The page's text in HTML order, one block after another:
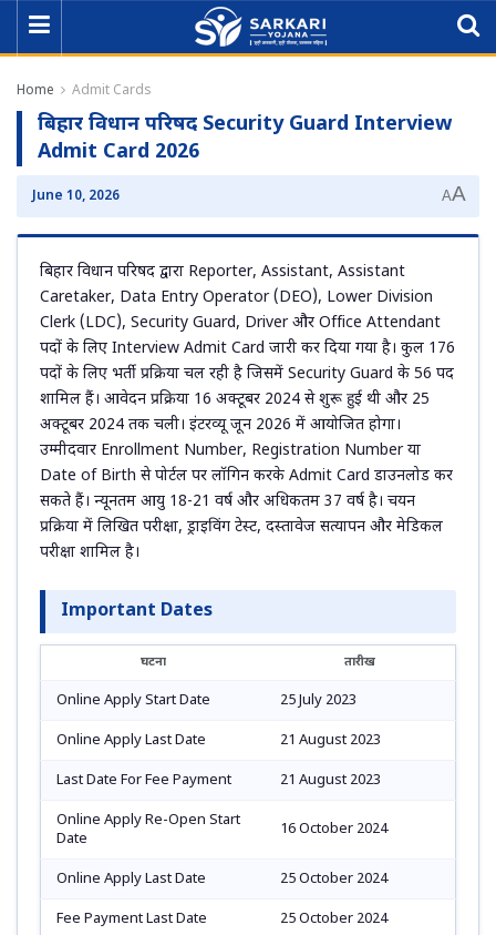
Home Admit Cards
बिहार विधान परिषद Security Guard Interview
Admit Card 2026
June 10, 2026 AA
बिहार विधान परिषद द्वारा Reporter, Assistant, Assistant
Caretaker, Data Entry Operator (DEO), Lower Division
Clerk (LDC), Security Guard, Driver और Office Attendant
पदों के लिए Interview Admit Card जारी कर दिया गया है। कुल 176
पदों के लिए भर्ती प्रक्रिया चल रही है जिसमें Security Guard के 56 पद
शामिल हैं। आवेदन प्रक्रिया 16 अक्टूबर 2024 से शुरू हुई थी और 25
अक्टूबर 2024 तक चली। इंटरव्यू जून 2026 में आयोजित होगा।
उम्मीदवार Enrollment Number, Registration Number या
Date of Birth से पोर्टल पर लॉगिन करके Admit Card डाउनलोड कर
सकते हैं। न्यूनतम आयु 18-21 वर्ष और अधिकतम 37 वर्ष है। चयन
प्रक्रिया में लिखित परीक्षा, ड्राइविंग टेस्ट, दस्तावेज सत्यापन और मेडिकल
परीक्षा शामिल है।
Important Dates
घटना तारीख
Online Apply Start Date 25 July 2023
Online Apply Last Date 21 August 2023
Last Date For Fee Payment 21 August 2023
Online Apply Re-Open Start
Date
16 October 2024
Online Apply Last Date 25 October 2024
Fee Payment Last Date 25 October 2024